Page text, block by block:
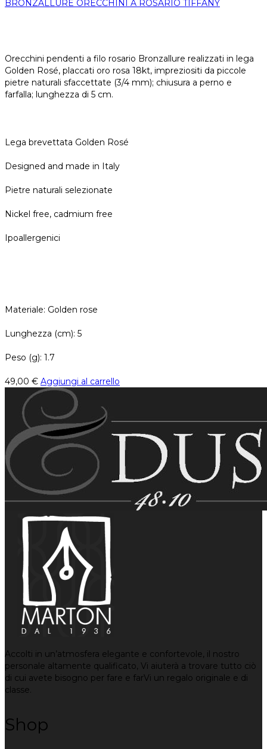
BRONZALLURE ORECCHINI A ROSARIO TIFFANY
Orecchini pendenti a filo rosario Bronzallure realizzati in lega
Golden Rosé, placcati oro rosa 18kt, impreziositi da piccole
pietre naturali sfaccettate (3/4 mm); chiusura a perno e
farfalla; lunghezza di 5 cm.
Lega brevettata Golden Rosé
Designed and made in Italy
Pietre naturali selezionate
Nickel free, cadmium free
Ipoallergenici
Materiale: Golden rose
Lunghezza (cm): 5
Peso (g): 1.7
49,00 € Aggiungi al carrello
Accolti in un’atmosfera elegante e confortevole, il nostro
personale altamente qualificato, Vi aiuterà a trovare tutto ciò
di cui avete bisogno per fare e farVi un regalo originale e di
classe.
Shop